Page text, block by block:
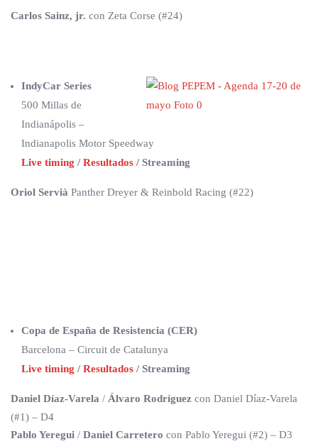
Carlos Sainz, jr. con Zeta Corse (#24)
IndyCar Series
500 Millas de
Indianápolis –
Indianapolis Motor Speedway
Live timing / Resultados / Streaming
Oriol Servià Panther Dreyer & Reinbold Racing (#22)
Copa de España de Resistencia (CER)
Barcelona – Circuit de Catalunya
Live timing / Resultados / Streaming
Daniel Díaz-Varela / Álvaro Rodríguez con Daniel Díaz-Varela
(#1) – D4
Pablo Yeregui / Daniel Carretero con Pablo Yeregui (#2) – D3